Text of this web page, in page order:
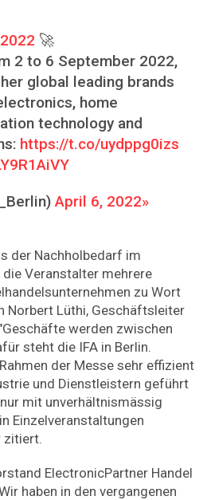
🚀
2 to 6 September 2022,
global leading brands
home
technology and
https://t.co/uydppg0izs
April 6, 2022
der Nachholbedarf im
Veranstalter mehrere
zu Wort
Norbert Lüthi, Geschäftsleiter
werden zwischen
steht die IFA in Berlin.
der Messe sehr effizient
und Dienstleistern geführt
mit unverhältnismässig
Einzelveranstaltungen
zitiert.
ElectronicPartner Handel
haben in den vergangenen